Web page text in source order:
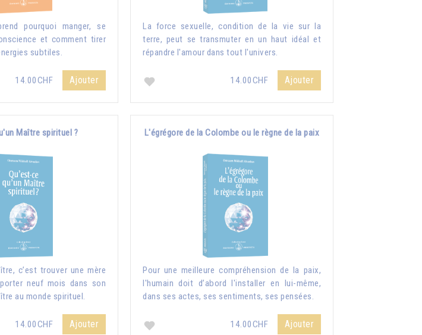
pourquoi manger, se
et comment tirer
subtiles.
14.00CHF Ajouter
La force sexuelle, condition de la vie sur la
terre, peut se transmuter en un haut idéal et
répandre l'amour dans tout l'univers.
14.00CHF Ajouter
Maître spirituel ?
c’est trouver une mère
neuf mois dans son
au monde spirituel.
14.00CHF Ajouter
L'égrégore de la Colombe ou le règne de la paix
Pour une meilleure compréhension de la paix,
l'humain doit d’abord l'installer en lui-même,
dans ses actes, ses sentiments, ses pensées.
14.00CHF Ajouter